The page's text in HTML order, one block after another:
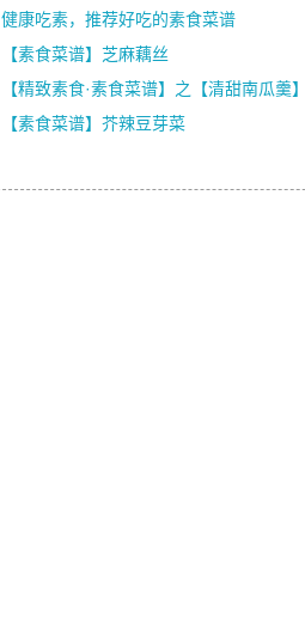
健康吃素，推荐好吃的素食菜谱
【素食菜谱】芝麻藕丝
【精致素食·素食菜谱】之【清甜南瓜羹
【素食菜谱】芥辣豆芽菜